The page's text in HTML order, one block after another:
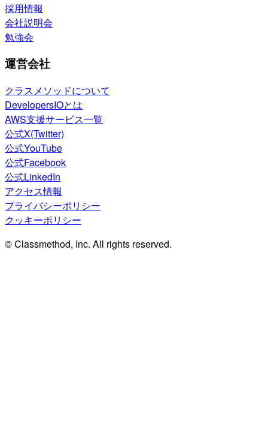
採用情報
会社説明会
勉強会
運営会社
クラスメソッドについて
DevelopersIOとは
AWS支援サービス一覧
公式X(Twitter)
公式YouTube
公式Facebook
公式LinkedIn
アクセス情報
プライバシーポリシー
クッキーポリシー
© Classmethod, Inc. All rights reserved.